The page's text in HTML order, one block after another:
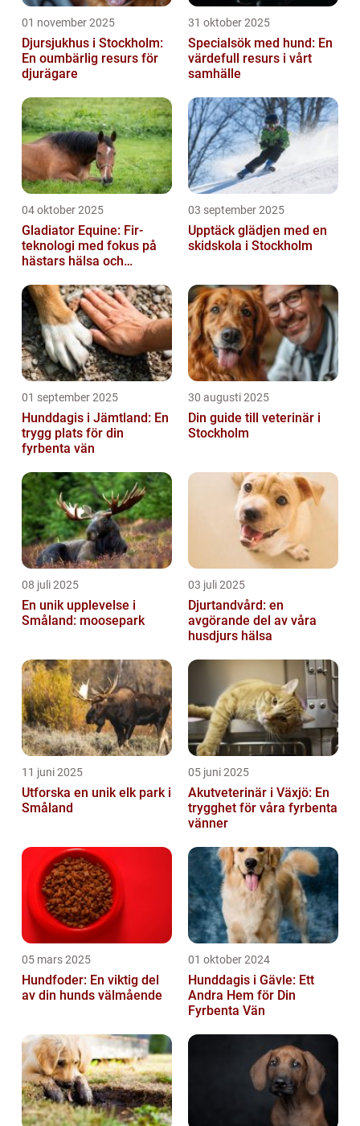
01 november 2025
Djursjukhus i Stockholm:
En oumbärlig resurs för
djurägare
31 oktober 2025
Specialsök med hund: En
värdefull resurs i vårt
samhälle
04 oktober 2025
Gladiator Equine: Fir-
teknologi med fokus på
hästars hälsa och
03 september 2025
Upptäck glädjen med en
skidskola i Stockholm
01 september 2025
Hunddagis i Jämtland: En
trygg plats för din
fyrbenta vän
30 augusti 2025
Din guide till veterinär i
Stockholm
08 juli 2025
En unik upplevelse i
Småland: moosepark
03 juli 2025
Djurtandvård: en
avgörande del av våra
husdjurs hälsa
11 juni 2025
Utforska en unik elk park i
Småland
05 juni 2025
Akutveterinär i Växjö: En
trygghet för våra fyrbenta
vänner
05 mars 2025
Hundfoder: En viktig del
av din hunds välmående
01 oktober 2024
Hunddagis i Gävle: Ett
Andra Hem för Din
Fyrbenta Vän